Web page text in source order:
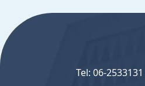
Tel: 06-